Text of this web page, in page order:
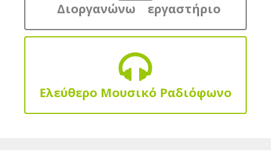
Διοργανώνω εργαστήριο
Ελεύθερο Μουσικό Ραδιόφωνο